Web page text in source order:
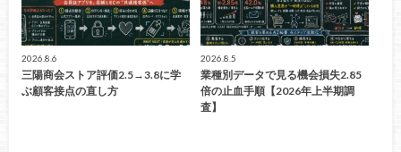
2026.8.6
三陽商会ストア評価2.5→3.8に学
ぶ顧客接点の直し方
2026.8.5
業種別データで見る機会損失2.85
倍の止血手順【2026年上半期調
査】